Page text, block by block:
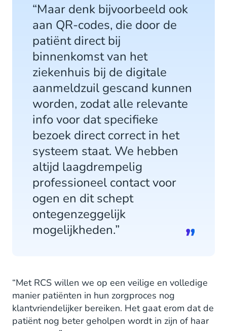
“Maar denk bijvoorbeeld ook
aan QR-codes, die door de
patiënt direct bij
binnenkomst van het
ziekenhuis bij de digitale
aanmeldzuil gescand kunnen
worden, zodat alle relevante
info voor dat specifieke
bezoek direct correct in het
systeem staat. We hebben
altijd laagdrempelig
professioneel contact voor
ogen en dit schept
ontegenzeggelijk
mogelijkheden.”
“Met RCS willen we op een veilige en volledige
manier patiënten in hun zorgproces nog
klantvriendelijker bereiken. Het gaat erom dat de
patiënt nog beter geholpen wordt in zijn of haar